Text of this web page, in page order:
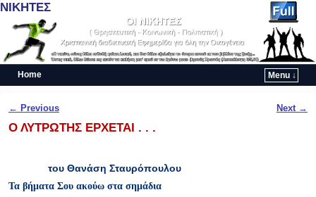
ΝΙΚΗΤΕΣ
Home
Menu ↓
Post navigation
← Previous Next →
Ο ΛΥΤΡΩΤΗΣ ΕΡΧΕΤΑΙ . . .
του Θανάση Σταυρόπουλου
Τα βήματα Σου ακούω στα σημάδια